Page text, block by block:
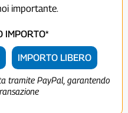
importante.
IMPORTO*
IMPORTO LIBERO
tramite PayPal, garantendo